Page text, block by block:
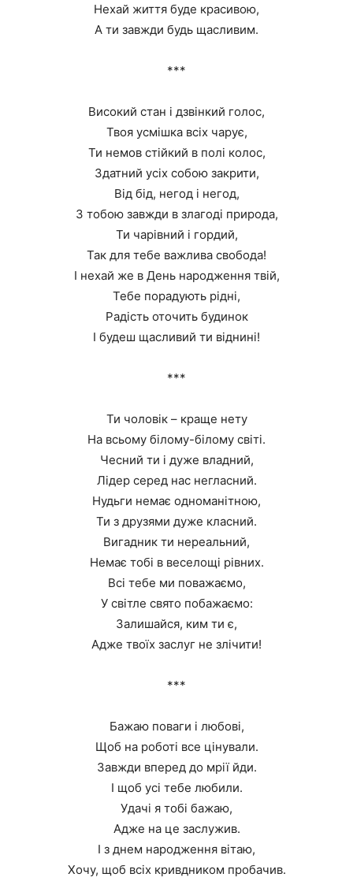
Нехай життя буде красивою,
А ти завжди будь щасливим.
***
Високий стан і дзвінкий голос,
Твоя усмішка всіх чарує,
Ти немов стійкий в полі колос,
Здатний усіх собою закрити,
Від бід, негод і негод,
З тобою завжди в злагоді природа,
Ти чарівний і гордий,
Так для тебе важлива свобода!
І нехай же в День народження твій,
Тебе порадують рідні,
Радість оточить будинок
І будеш щасливий ти віднині!
***
Ти чоловік – краще нету
На всьому білому-білому світі.
Чесний ти і дуже владний,
Лідер серед нас негласний.
Нудьги немає одноманітною,
Ти з друзями дуже класний.
Вигадник ти нереальний,
Немає тобі в веселощі рівних.
Всі тебе ми поважаємо,
У світле свято побажаємо:
Залишайся, ким ти є,
Адже твоїх заслуг не злічити!
***
Бажаю поваги і любові,
Щоб на роботі все цінували.
Завжди вперед до мрії йди.
І щоб усі тебе любили.
Удачі я тобі бажаю,
Адже на це заслужив.
І з днем народження вітаю,
Хочу, щоб всіх кривдником пробачив.